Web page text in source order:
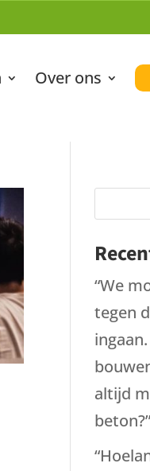
Over ons
“We
tegen
altijd
beton?”